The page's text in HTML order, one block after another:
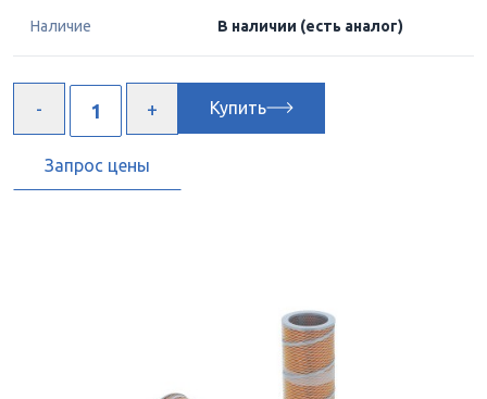
Наличие В наличии (есть аналог)
Купить
Запрос цены